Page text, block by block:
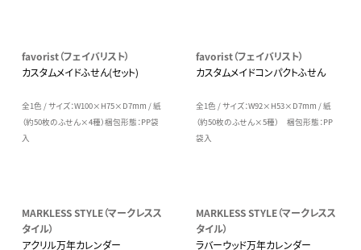
favorist（フェイバリスト）
カスタムメイドふせん(セット)
全1色 / サイズ：W100×H75×D7mm / 紙
（約50枚のふせん×4種）梱包形態：PP袋
入
favorist（フェイバリスト）
カスタムメイドコンパクトふせん
全1色 / サイズ：W92×H53×D7mm / 紙
（約50枚のふせん×5種） 梱包形態：PP
袋入
MARKLESS STYLE（マークレスス
タイル）
アクリル万年カレンダー
MARKLESS STYLE（マークレスス
タイル）
ラバーウッド万年カレンダー